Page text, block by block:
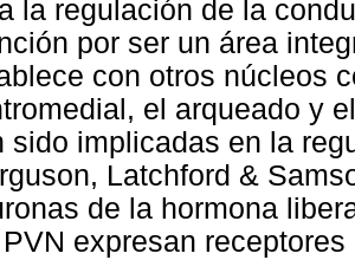
la regulación de la
por ser un área
con otros núcleos
el arqueado y
sido implicadas en la
Latchford &
de la hormona
expresan receptores